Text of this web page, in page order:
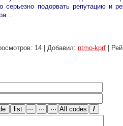
серьезно подорвать репутацию
: 14 | Добавил: ntmo-kprf